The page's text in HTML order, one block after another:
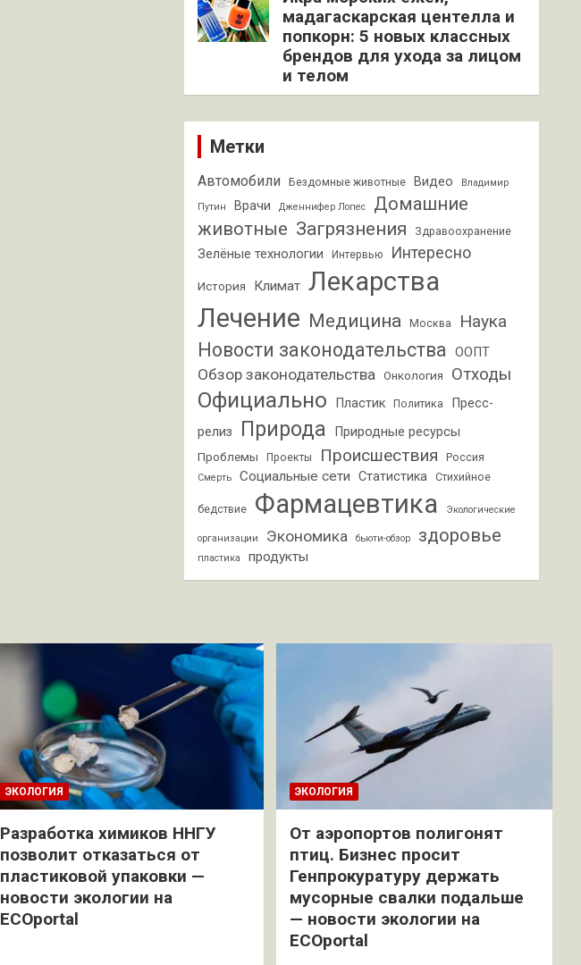
мадагаскарская центелла и
попкорн: 5 новых классных
брендов для ухода за лицом
и телом
Метки
Автомобили Бездомные животные Видео Владимир
Путин Врачи Дженнифер Лопес
Домашние
животные Загрязнения Здравоохранение
Зелёные технологии Интервью Интересно
История Климат Лекарства
Лечение Медицина Москва Наука
Новости законодательства ООПТ
Обзор законодательства Онкология Отходы
Официально Пластик Политика
Пресс-
релиз
Природа Природные ресурсы
Проблемы Проекты Происшествия Россия
Смерть Социальные сети Статистика Стихийное
бедствие Фармацевтика Экологические
организации Экономика бьюти-обзор здоровье
пластика продукты
ЭКОЛОГИЯ
Разработка химиков ННГУ
позволит отказаться от
пластиковой упаковки —
новости экологии на
ECOportal
ЭКОЛОГИЯ
От аэропортов полигонят
птиц. Бизнес просит
Генпрокуратуру держать
мусорные свалки подальше
— новости экологии на
ECOportal